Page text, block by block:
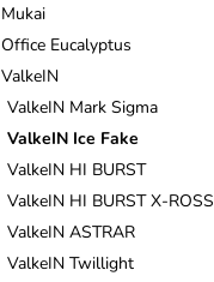
Mukai
Office Eucalyptus
ValkeIN
ValkeIN Mark Sigma
ValkeIN Ice Fake
ValkeIN HI BURST
ValkeIN HI BURST X-ROSS
ValkeIN ASTRAR
ValkeIN Twillight